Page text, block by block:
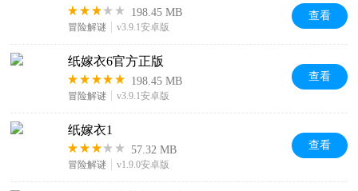
198.45 MB
冒险解谜 v3.9.1安卓版
查看
纸嫁衣6官方正版
198.45 MB
冒险解谜 v3.9.1安卓版
查看
纸嫁衣1
57.32 MB
冒险解谜 v1.9.0安卓版
查看